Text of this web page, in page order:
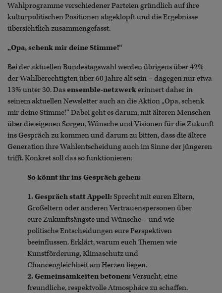
Wahlprogramme verschiedener Parteien gründlich auf ihre
kulturpolitischen Positionen abgeklopft und die Ergebnisse
übersichtlich zusammengefasst.
„Opa, schenk mir deine Stimme!“
Bei der aktuellen Bundestagswahl werden übrigens über 42%
der Wahlberechtigten über 60 Jahre alt sein – dagegen nur etwa
13% unter 30. Dasensemble-netzwerkerinnert daher in
seinem aktuellen Newsletter auch an die Aktion „Opa, schenk
mir deine Stimme!“ Dabei geht es darum, mit älteren Menschen
über die eigenen Sorgen, Wünsche und Visionen für die Zukunft
ins Gespräch zu kommen und darum zu bitten, dass die ältere
Generation ihre Wahlentscheidung auch im Sinne der jüngeren
trifft. Konkret soll das so funktionieren:
So könnt ihr ins Gespräch gehen:
1. Gespräch statt Appell:Sprecht mit euren Eltern,
Großeltern oder anderen Vertrauenspersonen über
eure Zukunftsängste und Wünsche – und wie
politische Entscheidungen eure Perspektiven
beeinflussen. Erklärt, warum euch Themen wie
Kunstförderung, Klimaschutz und
Chancengleichheit am Herzen liegen.
2. Gemeinsamkeiten betonen:Versucht, eine
freundliche, respektvolle Atmosphäre zu schaffen.